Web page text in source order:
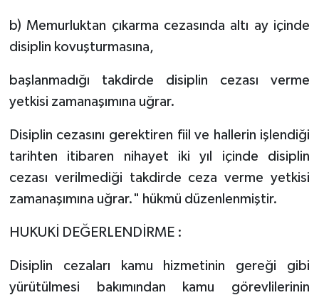
b) Memurluktan çıkarma cezasında altı ay içinde
disiplin kovuşturmasına,
başlanmadığı takdirde disiplin cezası verme
yetkisi zamanaşımına uğrar.
Disiplin cezasını gerektiren fiil ve hallerin işlendiği
tarihten itibaren nihayet iki yıl içinde disiplin
cezası verilmediği takdirde ceza verme yetkisi
zamanaşımına uğrar." hükmü düzenlenmiştir.
HUKUKİ DEĞERLENDİRME :
Disiplin cezaları kamu hizmetinin gereği gibi
yürütülmesi bakımından kamu görevlilerinin